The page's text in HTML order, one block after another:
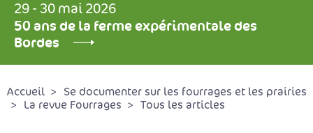
29 - 30 mai 2026
50 ans de la ferme expérimentale des
Bordes
Accueil
Se documenter sur les fourrages et les prairies
La revue Fourrages
Tous les articles